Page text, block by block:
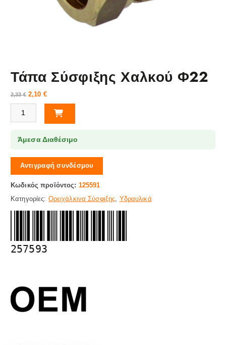
Τάπα Σύσφιξης Χαλκού Φ22
2,33€ 2,10 €
Τάπα Σύσφιξης Χαλκού Φ22 ποσότητα
Άμεσα Διαθέσιμο
Αντιγραφή συνδέσμου
Κωδικός προϊόντος: 125591
Κατηγορίες: Ορειχάλκινα Σύσφιξης, Υδραυλικά
257593